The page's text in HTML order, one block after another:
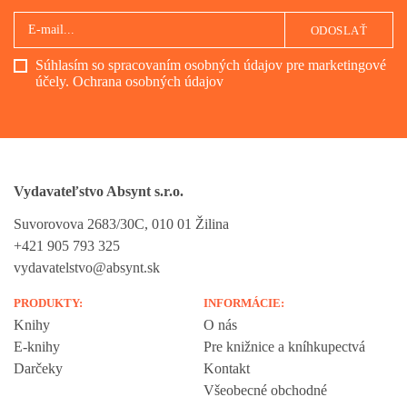
Súhlasím so spracovaním osobných údajov pre marketingové
účely. Ochrana osobných údajov
ODOSLAŤ
Vydavateľstvo Absynt s.r.o.
Suvorovova 2683/30C, 010 01 Žilina
+421 905 793 325
vydavatelstvo@absynt.sk
PRODUKTY:
Knihy
E-knihy
Darčeky
INFORMÁCIE:
O nás
Pre knižnice a kníhkupectvá
Kontakt
Všeobecné obchodné